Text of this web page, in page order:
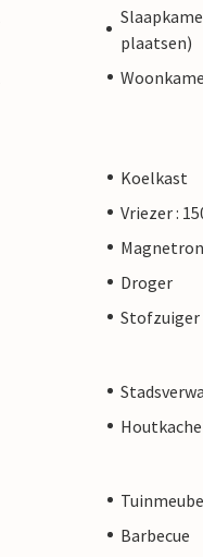
plaatsen)
Koelkast
Vriezer :
Magnetron
Droger
Stofzuiger
Barbecue